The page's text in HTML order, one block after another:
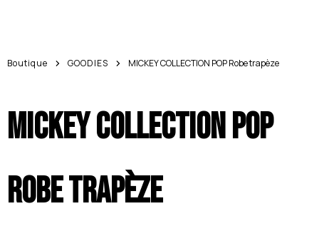
Boutique GOODIES MICKEY COLLECTION POP Robe trapèze
MICKEY COLLECTION POP
Robe trapèze